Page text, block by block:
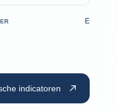
E
indicatoren